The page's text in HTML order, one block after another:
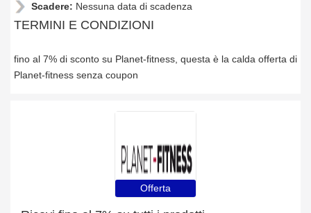
Scadere: Nessuna data di scadenza
TERMINI E CONDIZIONI
fino al 7% di sconto su Planet-fitness, questa è la calda offerta di
Planet-fitness senza coupon
Offerta